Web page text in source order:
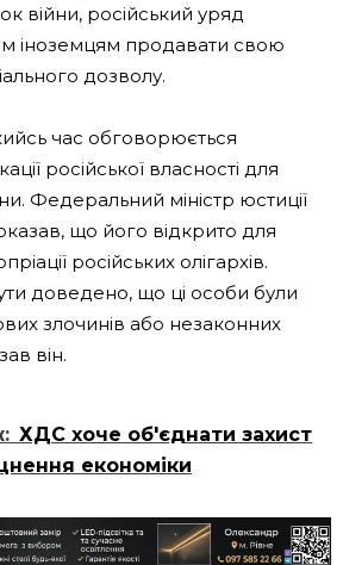
війни, російський уряд
іноземцям продавати свою
дозволу.
час обговорюється
російської власності для
Федеральний міністр юстиції
що його відкрито для
російських олігархів.
доведено, що ці особи були
злочинів або незаконних
він.
ХДС хоче об'єднати захист
економіки